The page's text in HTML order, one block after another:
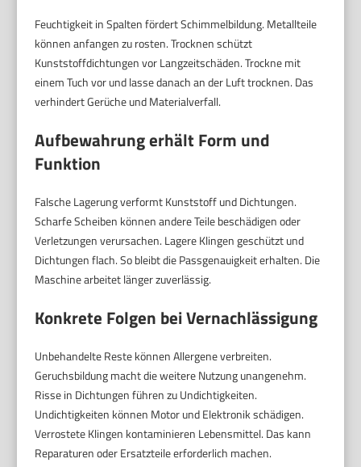
Feuchtigkeit in Spalten fördert Schimmelbildung. Metallteile
können anfangen zu rosten. Trocknen schützt
Kunststoffdichtungen vor Langzeitschäden. Trockne mit
einem Tuch vor und lasse danach an der Luft trocknen. Das
verhindert Gerüche und Materialverfall.
Aufbewahrung erhält Form und
Funktion
Falsche Lagerung verformt Kunststoff und Dichtungen.
Scharfe Scheiben können andere Teile beschädigen oder
Verletzungen verursachen. Lagere Klingen geschützt und
Dichtungen flach. So bleibt die Passgenauigkeit erhalten. Die
Maschine arbeitet länger zuverlässig.
Konkrete Folgen bei Vernachlässigung
Unbehandelte Reste können Allergene verbreiten.
Geruchsbildung macht die weitere Nutzung unangenehm.
Risse in Dichtungen führen zu Undichtigkeiten.
Undichtigkeiten können Motor und Elektronik schädigen.
Verrostete Klingen kontaminieren Lebensmittel. Das kann
Reparaturen oder Ersatzteile erforderlich machen.